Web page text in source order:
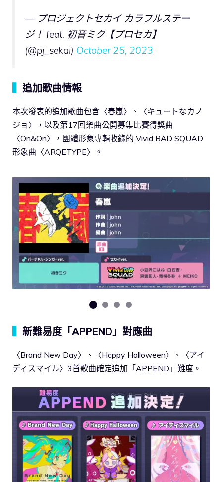
— プロジェクトセカイ カラフルステー
ジ！ feat. 初音ミク【プロセカ】
(@pj_sekai) October 25, 2023
追加歌曲情報
本次發表的追加歌曲包含〈春嵐〉、〈キュートなカノ
ジョ〉，以及第17回樂曲公開募集比賽得獎曲
〈On&On〉，團體形象專輯收錄的 Vivid BAD SQUAD
形象曲〈ARQETYPE〉。
新難易度「APPEND」對應曲
〈Brand New Day〉、〈Happy Halloween〉、〈アイ
ディスマイル〉3首歌曲確定追加「APPEND」難度。